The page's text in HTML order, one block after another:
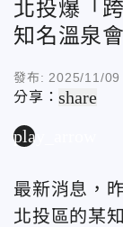
北投爆「
知名溫泉
發布: 2025/11/09
分享：share
play_arrow
最新消息，
北投區的某